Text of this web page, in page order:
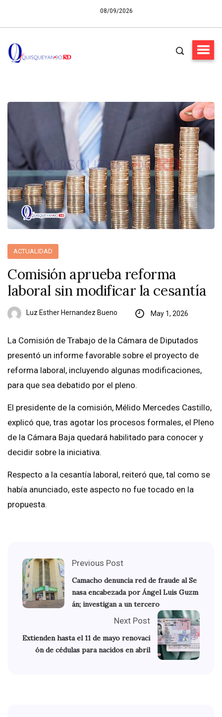
08/09/2026
ACTUALIDAD
Comisión aprueba reforma
laboral sin modificar la cesantía
Luz Esther Hernandez Bueno May 1, 2026
La Comisión de Trabajo de la Cámara de Diputados
presentó un informe favorable sobre el proyecto de
reforma laboral, incluyendo algunas modificaciones,
para que sea debatido por el pleno.
El presidente de la comisión, Mélido Mercedes Castillo,
explicó que, tras agotar los procesos formales, el Pleno
de la Cámara Baja quedará habilitado para conocer y
decidir sobre la iniciativa.
Respecto a la cesantía laboral, reiteró que, tal como se
había anunciado, este aspecto no fue tocado en la
propuesta.
Previous Post
Camacho denuncia red de fraude al Se
nasa encabezada por Ángel Luis Guzm
án; investigan a un tercero
Next Post
Extienden hasta el 11 de mayo renovaci
ón de cédulas para nacidos en abril